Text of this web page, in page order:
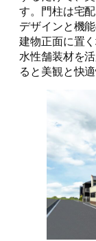
す。門柱は宅
デザインと機
建物正面に置
水性舗装材を
ると美観と快